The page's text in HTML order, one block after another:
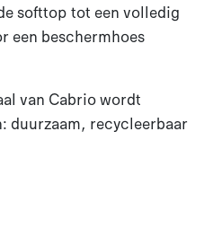
softtop tot een volledig
een beschermhoes
van Cabrio wordt
duurzaam, recycleerbaar